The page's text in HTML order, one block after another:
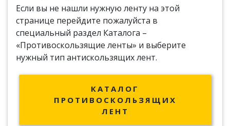
Если вы не нашли нужную ленту на этой
странице перейдите пожалуйста в
специальный раздел Каталога –
«Противоскользящие ленты» и выберите
нужный тип антискользящих лент.
КАТАЛОГ
ПРОТИВОСКОЛЬЗЯЩИХ
ЛЕНТ